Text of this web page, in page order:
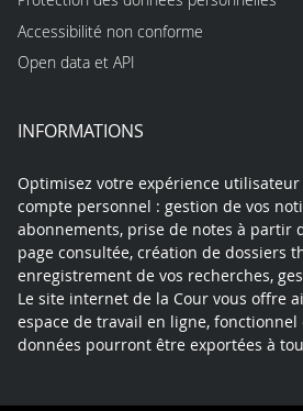
Accessibilité non conforme
Open data et API
INFORMATIONS
Optimisez votre expérience
compte personnel : gestion de vos
abonnements, prise de notes à partir
page consultée, création de dossiers
enregistrement de vos recherches,
Le site internet de la Cour vous offre
espace de travail en ligne, fonctionnel
données pourront être exportées à